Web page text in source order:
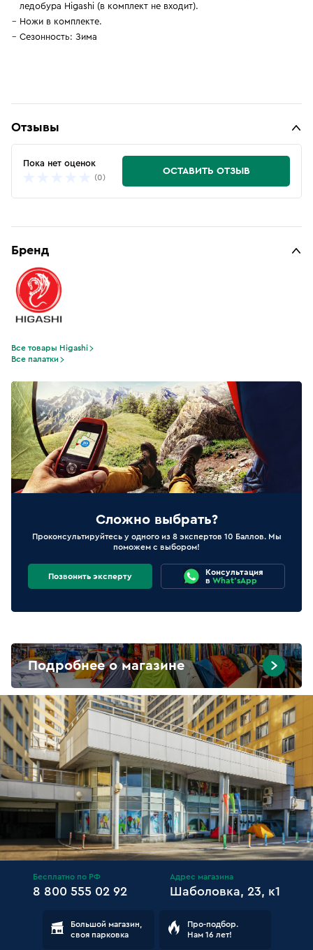
ледобура Higashi (в комплект не входит).
Ножи в комплекте.
Сезонность: Зима
Отзывы
Пока нет оценок
(0)
ОСТАВИТЬ ОТЗЫВ
Бренд
Все товары Higashi
Все палатки
Сложно выбрать?
Проконсультируйтесь у одного из 8 экспертов 10 Баллов. Мы
поможем с выбором!
Позвонить эксперту
Консультация
в What'sApp
Подробнее о магазине
Бесплатно по РФ
8 800 555 02 92
Адрес магазина
Шаболовка, 23, к1
Большой магазин,
своя парковка
Про-подбор.
Нам 16 лет!